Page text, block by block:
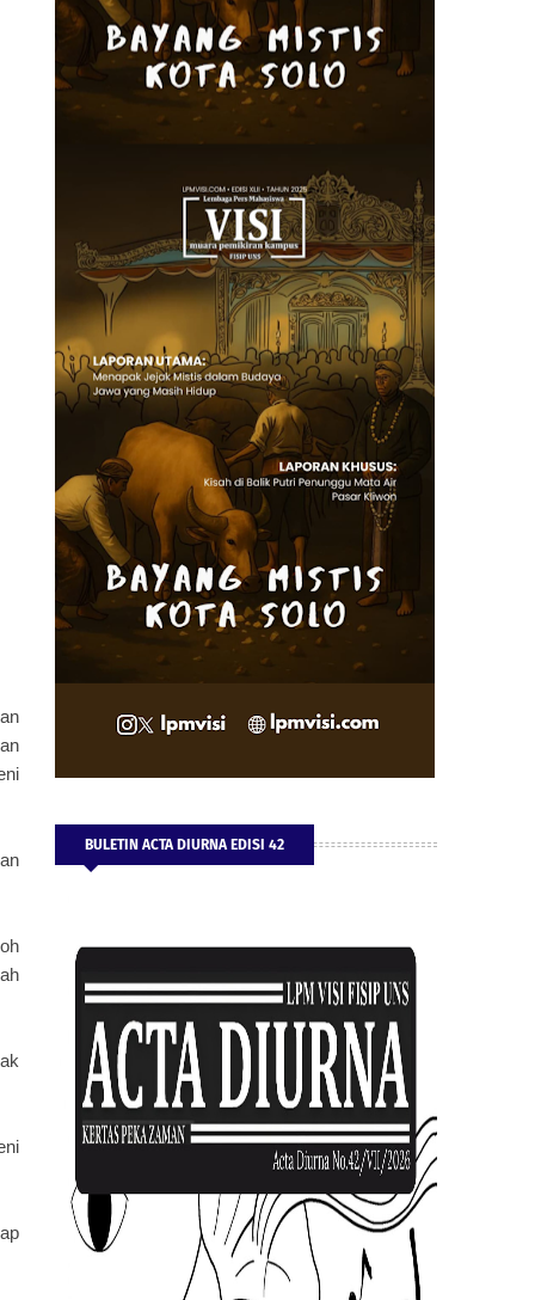
BULETIN ACTA DIURNA EDISI 42